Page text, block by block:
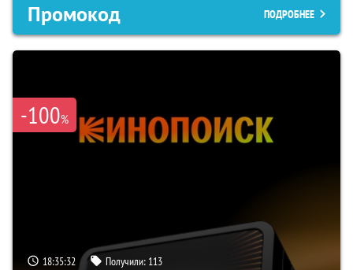
Промокод ПОДРОБНЕЕ
-100%
18:35:32 Получили: 113